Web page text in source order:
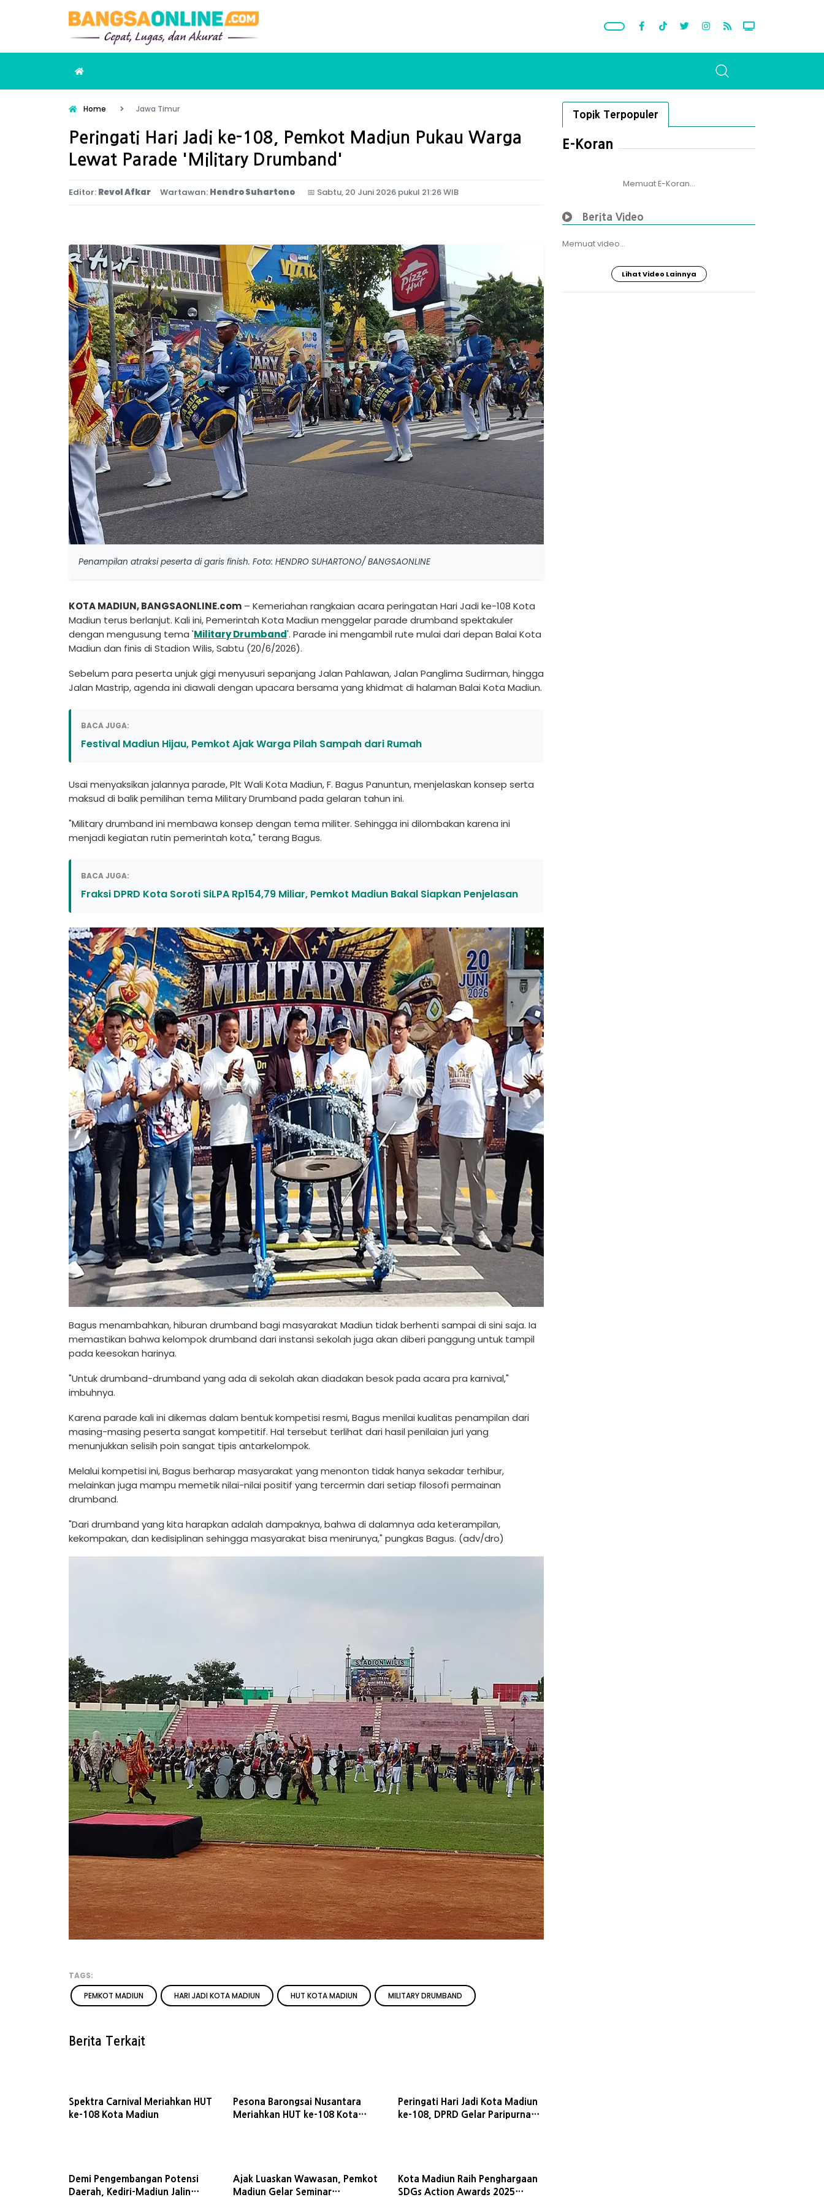
Home Jawa Timur
Peringati Hari Jadi ke-108, Pemkot Madiun Pukau Warga
Lewat Parade 'Military Drumband'
Editor: Revol Afkar Wartawan: Hendro Suhartono 📅 Sabtu, 20 Juni 2026 pukul 21:26 WIB
Penampilan atraksi peserta di garis finish. Foto: HENDRO SUHARTONO/ BANGSAONLINE
KOTA MADIUN, BANGSAONLINE.com – Kemeriahan rangkaian acara peringatan Hari Jadi ke-108 Kota
Madiun terus berlanjut. Kali ini, Pemerintah Kota Madiun menggelar parade drumband spektakuler
dengan mengusung tema 'Military Drumband'. Parade ini mengambil rute mulai dari depan Balai Kota
Madiun dan finis di Stadion Wilis, Sabtu (20/6/2026).
Sebelum para peserta unjuk gigi menyusuri sepanjang Jalan Pahlawan, Jalan Panglima Sudirman, hingga
Jalan Mastrip, agenda ini diawali dengan upacara bersama yang khidmat di halaman Balai Kota Madiun.
BACA JUGA:
Festival Madiun Hijau, Pemkot Ajak Warga Pilah Sampah dari Rumah
Usai menyaksikan jalannya parade, Plt Wali Kota Madiun, F. Bagus Panuntun, menjelaskan konsep serta
maksud di balik pemilihan tema Military Drumband pada gelaran tahun ini.
"Military drumband ini membawa konsep dengan tema militer. Sehingga ini dilombakan karena ini
menjadi kegiatan rutin pemerintah kota," terang Bagus.
BACA JUGA:
Fraksi DPRD Kota Soroti SiLPA Rp154,79 Miliar, Pemkot Madiun Bakal Siapkan Penjelasan
Bagus menambahkan, hiburan drumband bagi masyarakat Madiun tidak berhenti sampai di sini saja. Ia
memastikan bahwa kelompok drumband dari instansi sekolah juga akan diberi panggung untuk tampil
pada keesokan harinya.
"Untuk drumband-drumband yang ada di sekolah akan diadakan besok pada acara pra karnival,"
imbuhnya.
Karena parade kali ini dikemas dalam bentuk kompetisi resmi, Bagus menilai kualitas penampilan dari
masing-masing peserta sangat kompetitif. Hal tersebut terlihat dari hasil penilaian juri yang
menunjukkan selisih poin sangat tipis antarkelompok.
Melalui kompetisi ini, Bagus berharap masyarakat yang menonton tidak hanya sekadar terhibur,
melainkan juga mampu memetik nilai-nilai positif yang tercermin dari setiap filosofi permainan
drumband.
"Dari drumband yang kita harapkan adalah dampaknya, bahwa di dalamnya ada keterampilan,
kekompakan, dan kedisiplinan sehingga masyarakat bisa menirunya," pungkas Bagus. (adv/dro)
TAGS:
PEMKOT MADIUN
HARI JADI KOTA MADIUN HUT KOTA MADIUN MILITARY DRUMBAND
Berita Terkait
Spektra Carnival Meriahkan HUT
ke-108 Kota Madiun
Pesona Barongsai Nusantara
Meriahkan HUT ke-108 Kota
Peringati Hari Jadi Kota Madiun
ke-108, DPRD Gelar Paripurna
Demi Pengembangan Potensi
Daerah, Kediri-Madiun Jalin
Ajak Luaskan Wawasan, Pemkot
Madiun Gelar Seminar
Kota Madiun Raih Penghargaan
SDGs Action Awards 2025
Topik Terpopuler
E-Koran
Memuat E-Koran...
Berita Video
Memuat video...
Lihat Video Lainnya